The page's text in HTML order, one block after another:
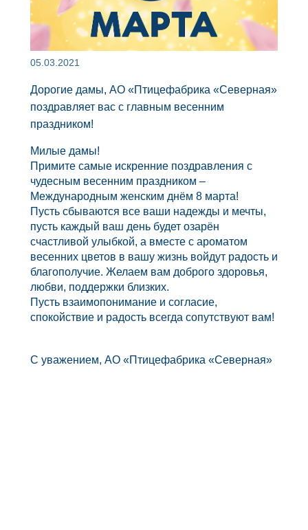
05.03.2021
Дорогие дамы, АО «Птицефабрика «Северная»
поздравляет вас с главным весенним
праздником!
Милые дамы!
Примите самые искренние поздравления с
чудесным весенним праздником –
Международным женским днём 8 марта!
Пусть сбываются все ваши надежды и мечты,
пусть каждый ваш день будет озарён
счастливой улыбкой, а вместе с ароматом
весенних цветов в вашу жизнь войдут радость и
благополучие. Желаем вам доброго здоровья,
любви, поддержки близких.
Пусть взаимопонимание и согласие,
спокойствие и радость всегда сопутствуют вам!
С уважением, АО «Птицефабрика «Северная»